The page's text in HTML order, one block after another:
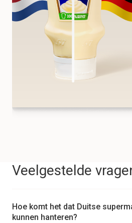
Veelgestelde
Hoe komt het dat Duitse
kunnen hanteren?